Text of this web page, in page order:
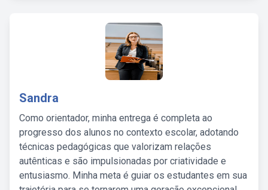
Sandra
Como orientador, minha entrega é completa ao
progresso dos alunos no contexto escolar, adotando
técnicas pedagógicas que valorizam relações
autênticas e são impulsionadas por criatividade e
entusiasmo. Minha meta é guiar os estudantes em sua